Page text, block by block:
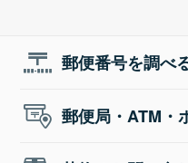
郵便番号を調べ
郵便局・ATM・